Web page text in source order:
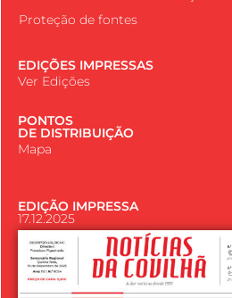
Proteção de fontes
EDIÇÕES IMPRESSAS
Ver Edições
PONTOS
DE DISTRIBUIÇÃO
Mapa
EDIÇÃO IMPRESSA
17.12.2025